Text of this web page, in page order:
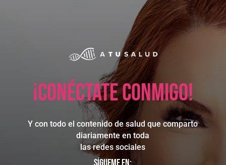
¡Conéctate conmigo!
Y con todo el contenido de salud que comparto
diariamente en toda
las redes sociales